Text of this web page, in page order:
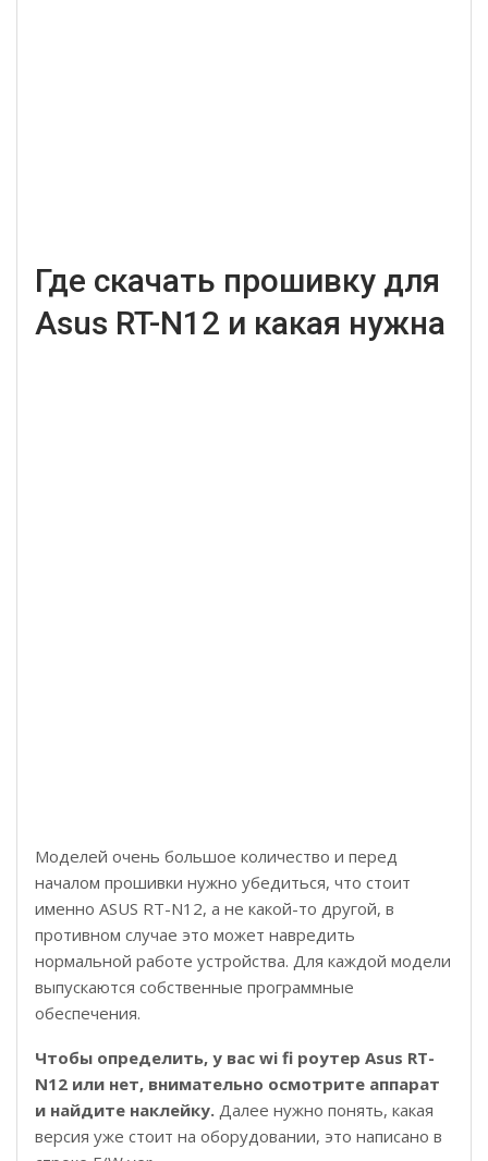
Где скачать прошивку для
Asus RT-N12 и какая нужна
Моделей очень большое количество и перед
началом прошивки нужно убедиться, что стоит
именно ASUS RT-N12, а не какой-то другой, в
противном случае это может навредить
нормальной работе устройства. Для каждой модели
выпускаются собственные программные
обеспечения.
Чтобы определить, у вас wi fi роутер Asus RT-
N12 или нет, внимательно осмотрите аппарат
и найдите наклейку. Далее нужно понять, какая
версия уже стоит на оборудовании, это написано в